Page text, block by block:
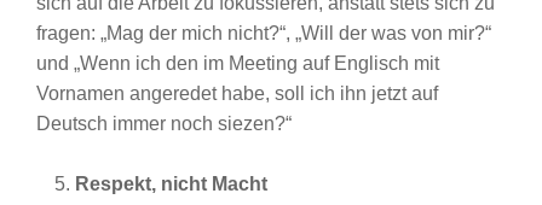
fragen: „Mag der mich nicht?“, „Will der was von mir?“
und „Wenn ich den im Meeting auf Englisch mit
Vornamen angeredet habe, soll ich ihn jetzt auf
Deutsch immer noch siezen?“
Respekt, nicht Macht